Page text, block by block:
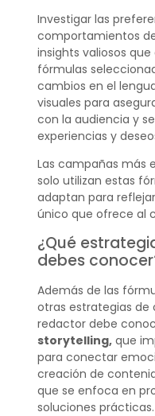
Investigar las
comportamientos
insights valiosos
fórmulas
cambios en el
visuales para
con la audiencia y
experiencias y
Las campañas más
solo utilizan estas
adaptan para
único que ofrece al
¿Qué
debes
Además de las
otras estrategias de
redactor debe
storytelling,que
para conectar
creación de
que se enfoca en
soluciones prácticas.